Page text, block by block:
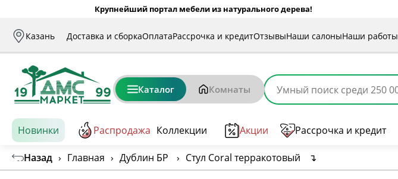
Крупнейший портал мебели из натурального дерева!
Казань Доставка и сборкаОплатаРассрочка и кредитОтзывыНаши салоныНаши работы
Каталог Комнаты
Новинки Распродажа Коллекции Акции Рассрочка и кредит
Назад › Главная › Дублин БР › Стул Coral терракотовый ↴